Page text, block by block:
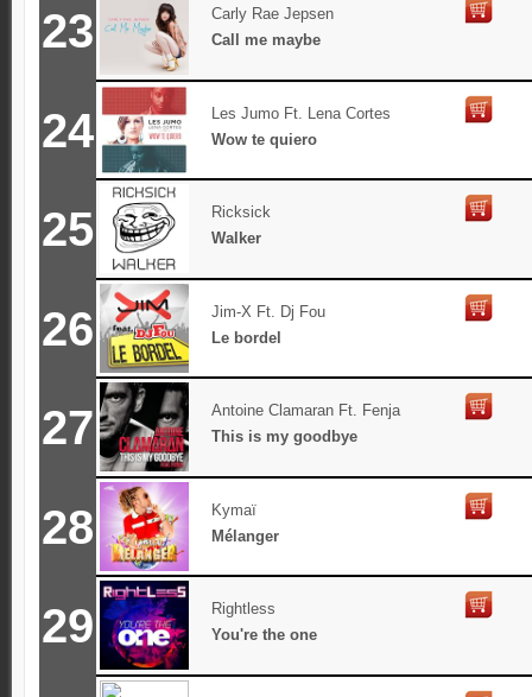
23
Carly Rae Jepsen
Call me maybe
24
Les Jumo Ft. Lena Cortes
Wow te quiero
25
Ricksick
Walker
26
Jim-X Ft. Dj Fou
Le bordel
27
Antoine Clamaran Ft. Fenja
This is my goodbye
28
Kymaï
Mélanger
29
Rightless
You're the one